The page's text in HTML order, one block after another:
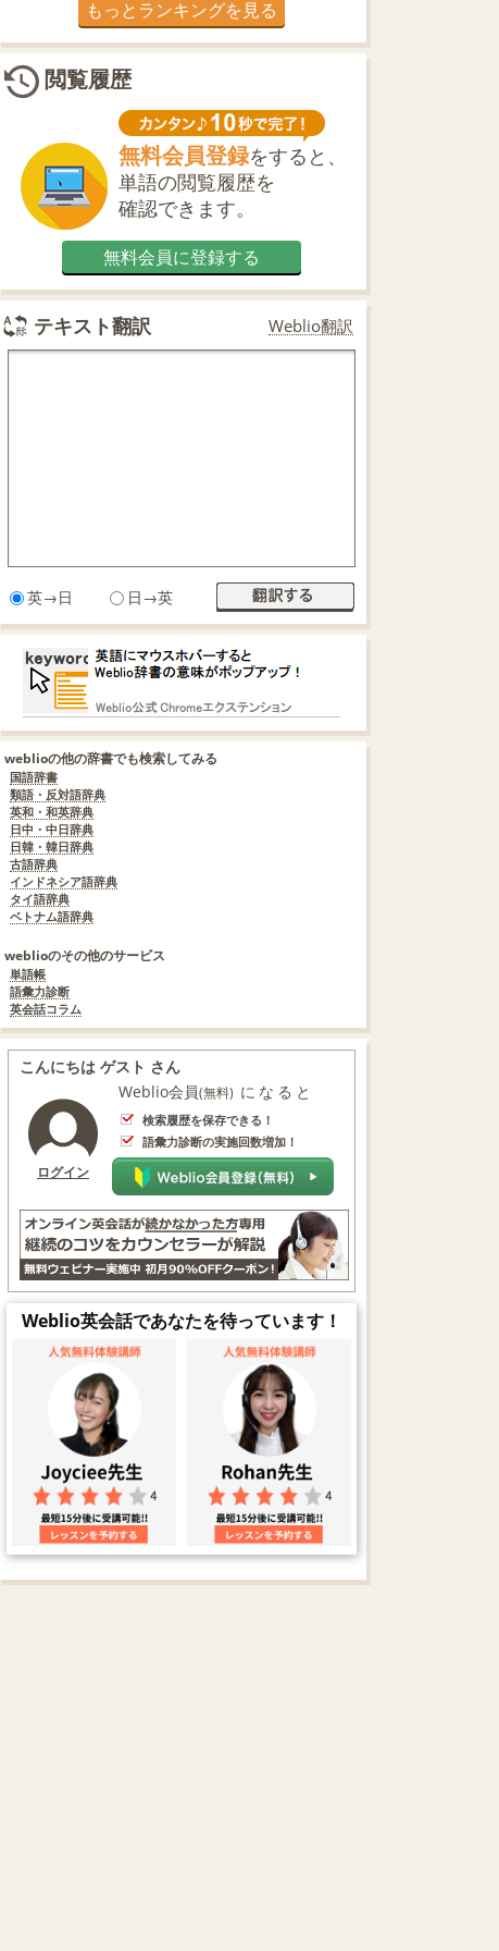
もっとランキングを見る
閲覧履歴
無料会員登録をすると、
単語の閲覧履歴を
確認できます。
無料会員に登録する
テキスト翻訳 Weblio翻訳
英→日 日→英
weblioの他の辞書でも検索してみる
国語辞書
類語・反対語辞典
英和・和英辞典
日中・中日辞典
日韓・韓日辞典
古語辞典
インドネシア語辞典
タイ語辞典
ベトナム語辞典
weblioのその他のサービス
単語帳
語彙力診断
英会話コラム
こんにちは ゲスト さん
ログイン
Weblio会員(無料) になると
検索履歴を保存できる！
語彙力診断の実施回数増加！
Weblio英会話であなたを待っています！